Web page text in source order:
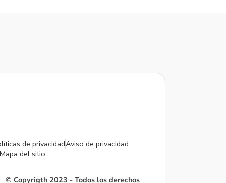
de privacidadAviso de privacidad
Mapa del sitio
© Copyrigth 2023 - Todos los derechos